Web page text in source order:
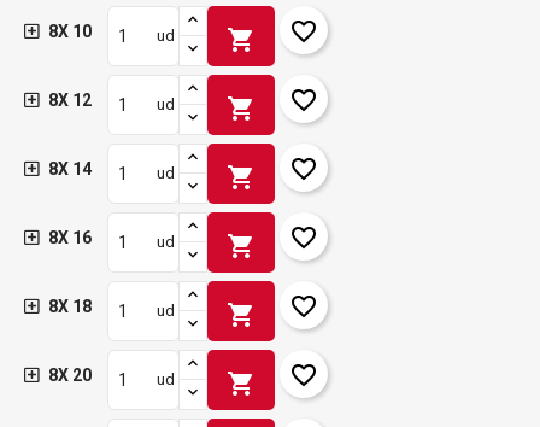
8X 10 ud shopping_cart favorite_border
8X 12 ud shopping_cart favorite_border
8X 14 ud shopping_cart favorite_border
8X 16 ud shopping_cart favorite_border
8X 18 ud shopping_cart favorite_border
8X 20 ud shopping_cart favorite_border